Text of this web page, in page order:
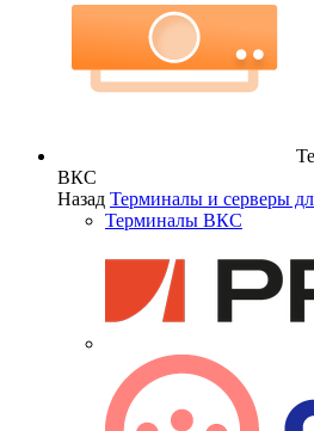
ВКС
Назад Терминалы и серверы
Терминалы ВКС